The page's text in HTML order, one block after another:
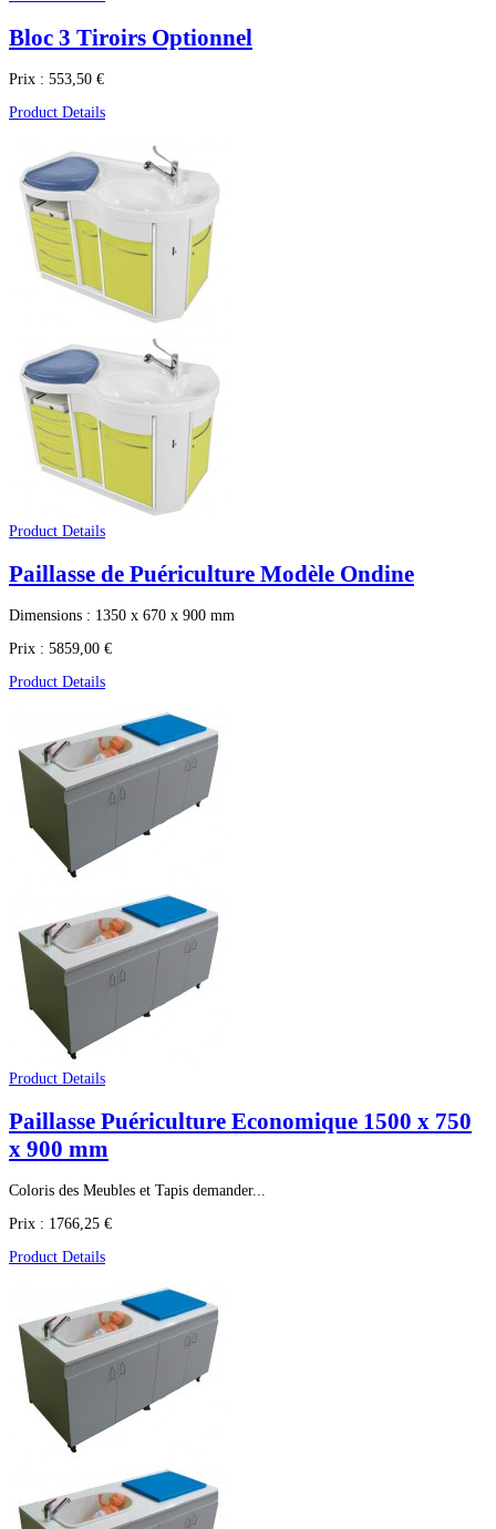
Bloc 3 Tiroirs Optionnel
Prix : 553,50 €
Product Details
Product Details
Paillasse de Puériculture Modèle Ondine
Dimensions : 1350 x 670 x 900 mm
Prix : 5859,00 €
Product Details
Product Details
Paillasse Puériculture Economique 1500 x 750
x 900 mm
Coloris des Meubles et Tapis demander...
Prix : 1766,25 €
Product Details